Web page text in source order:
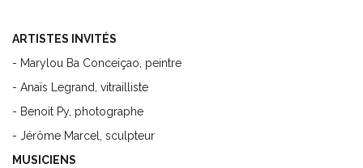
ARTISTES INVITÉS
- Marylou Ba Conceiçao, peintre
- Anaïs Legrand, vitrailliste
- Benoit Py, photographe
- Jérôme Marcel, sculpteur
MUSICIENS